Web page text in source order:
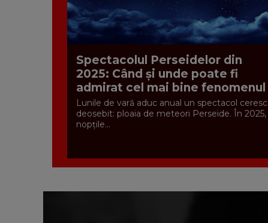
Spectacolul Perseidelor din
2025: Când și unde poate fi
admirat cel mai bine fenomenul
Lunile de vară aduc anual un spectacol ceresc
deosebit: ploaia de meteori Perseide. În 2025,
nopțile...